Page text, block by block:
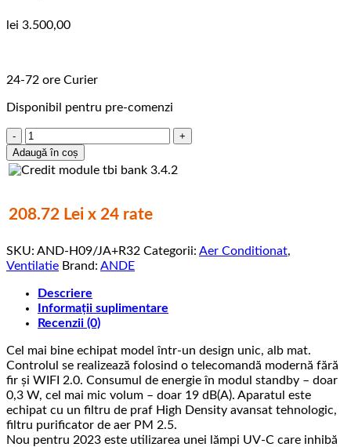
lei 3.500,00
24-72 ore Curier
Disponibil pentru pre-comenzi
Cantitate
AND-
09/JA+,Jupiter+
btu,
A++,
2.6
kw,
MP
2.5
FILTRU,
C,
4D,
19DB
Adaugă în coș
208.72 Lei x 24 rate
SKU: AND-H09/JA+R32 Categorii: Aer Conditionat,
Ventilatie Brand: ANDE
Descriere
Informații suplimentare
Recenzii (0)
Cel mai bine echipat model într-un design unic, alb mat.
Controlul se realizează folosind o telecomandă modernă fără
fir și WIFI 2.0. Consumul de energie în modul standby – doar
0,3 W, cel mai mic volum – doar 19 dB(A). Aparatul este
echipat cu un filtru de praf High Density avansat tehnologic,
filtru purificator de aer PM 2.5.
Nou pentru 2023 este utilizarea unei lămpi UV-C care inhibă